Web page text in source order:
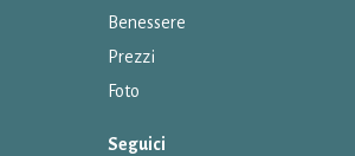
Benessere
Prezzi
Foto
Seguici